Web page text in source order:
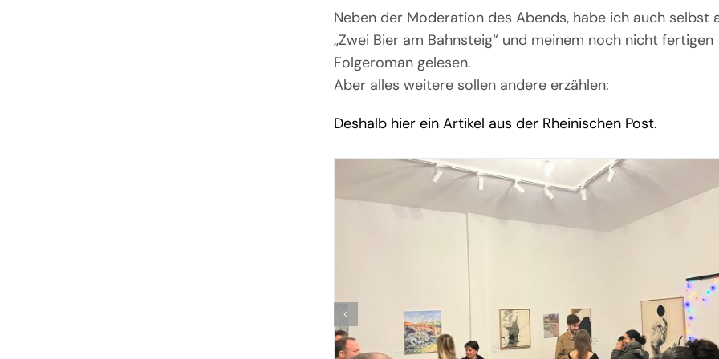
Neben der Moderation des Abends, habe ich auch selbst
„Zwei Bier am Bahnsteig“ und meinem noch nicht fertigen
Folgeroman gelesen.
Aber alles weitere sollen andere erzählen:
Deshalb hier ein Artikel aus der Rheinischen Post.